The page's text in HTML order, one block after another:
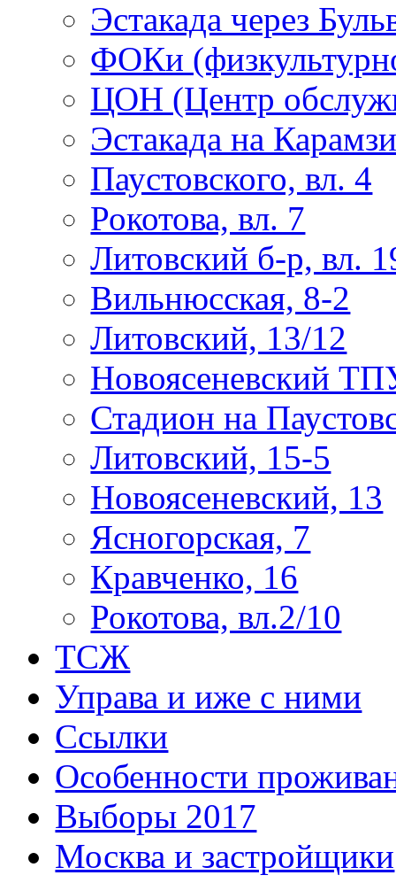
Эстакада через
ФОКи
ЦОН (Центр
Эстакада на
Паустовского, вл. 4
Рокотова, вл. 7
Литовский б-р, вл.
Вильнюсская, 8-2
Литовский, 13/12
Новоясеневский
Стадион на
Литовский, 15-5
Новоясеневский, 13
Ясногорская, 7
Кравченко, 16
Рокотова, вл.2/10
ТСЖ
Управа и иже с ними
Ссылки
Особенности
Выборы 2017
Москва и застройщики